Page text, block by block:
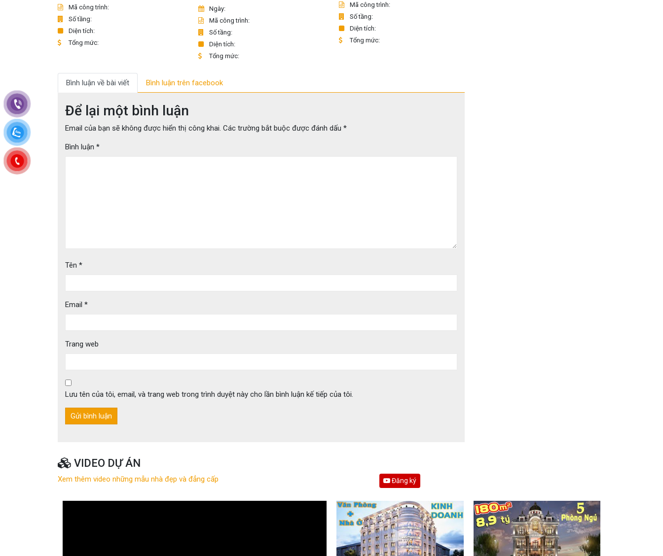
Mã công trình:
Số tầng:
Diện tích:
Tổng mức:
Ngày:
Mã công trình:
Số tầng:
Diện tích:
Tổng mức:
Mã công trình:
Số tầng:
Diện tích:
Tổng mức:
Bình luận về bài viết Bình luận trên facebook
Để lại một bình luận
Email của bạn sẽ không được hiển thị công khai. Các trường bắt buộc được đánh dấu *
Bình luận *
Tên *
Email *
Trang web
Lưu tên của tôi, email, và trang web trong trình duyệt này cho lần bình luận kế tiếp của tôi.
VIDEO DỰ ÁN
Xem thêm video những mẫu nhà đẹp và đẳng cấp Đăng ký